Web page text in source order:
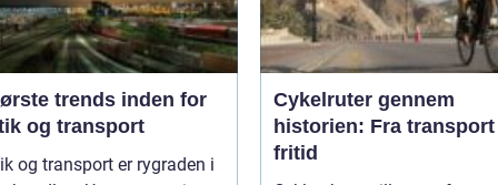
trends inden for
og transport
og transport er rygraden i
Cykelruter gennem
historien: Fra
fritid